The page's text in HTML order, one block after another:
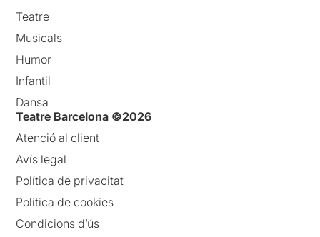
Teatre
Musicals
Humor
Infantil
Dansa
Teatre Barcelona ©2026
Atenció al client
Avís legal
Política de privacitat
Política de cookies
Condicions d’ús